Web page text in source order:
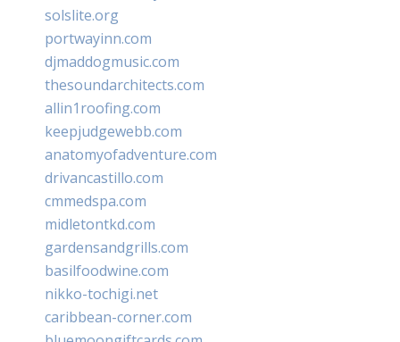
solslite.org
portwayinn.com
djmaddogmusic.com
thesoundarchitects.com
allin1roofing.com
keepjudgewebb.com
anatomyofadventure.com
drivancastillo.com
cmmedspa.com
midletontkd.com
gardensandgrills.com
basilfoodwine.com
nikko-tochigi.net
caribbean-corner.com